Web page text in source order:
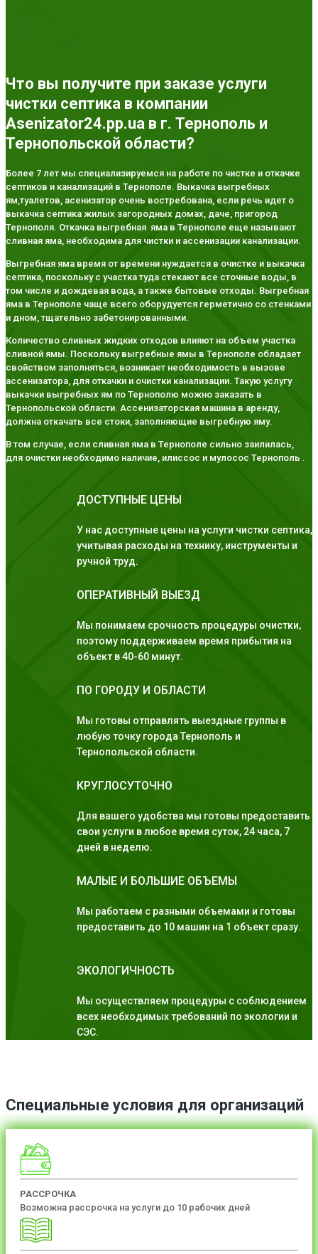
Что вы получите при заказе услуги
чистки септика в компании
Asenizator24.pp.ua в г. Тернополь и
Тернопольской области?
Более 7 лет мы специализируемся на работе по чистке и откачке
септиков и канализаций в Тернополе. Выкачка выгребных
ям,туалетов, асенизатор очень востребована, если речь идет о
выкачка септика жилых загородных домах, даче, пригород
Тернополя. Откачка выгребная яма в Тернополе еще называют
сливная яма, необходима для чистки и ассенизации канализации.
Выгребная яма время от времени нуждается в очистке и выкачка
септика, поскольку с участка туда стекают все сточные воды, в
том числе и дождевая вода, а также бытовые отходы. Выгребная
яма в Тернополе чаще всего оборудуется герметично со стенками
и дном, тщательно забетонированными.
Количество сливных жидких отходов влияют на объем участка
сливной ямы. Поскольку выгребные ямы в Тернополе обладает
свойством заполняться, возникает необходимость в вызове
ассенизатора, для откачки и очистки канализации. Такую услугу
выкачки выгребных ям по Тернополю можно заказать в
Тернопольской области. Ассенизаторская машина в аренду,
должна откачать все стоки, заполняющие выгребную яму.
В том случае, если сливная яма в Тернополе сильно заилилась,
для очистки необходимо наличие, илиссос и мулосос Тернополь .
ДОСТУПНЫЕ ЦЕНЫ
У нас доступные цены на услуги чистки септика,
учитывая расходы на технику, инструменты и
ручной труд.
ОПЕРАТИВНЫЙ ВЫЕЗД
Мы понимаем срочность процедуры очистки,
поэтому поддерживаем время прибытия на
объект в 40-60 минут.
ПО ГОРОДУ И ОБЛАСТИ
Мы готовы отправлять выездные группы в
любую точку города Тернополь и
Тернопольской области.
КРУГЛОСУТОЧНО
Для вашего удобства мы готовы предоставить
свои услуги в любое время суток, 24 часа, 7
дней в неделю.
МАЛЫЕ И БОЛЬШИЕ ОБЪЕМЫ
Мы работаем с разными объемами и готовы
предоставить до 10 машин на 1 объект сразу.
ЭКОЛОГИЧНОСТЬ
Мы осуществляем процедуры с соблюдением
всех необходимых требований по экологии и
СЭС.
Специальные условия для организаций
РАССРОЧКА
Возможна рассрочка на услуги до 10 рабочих дней